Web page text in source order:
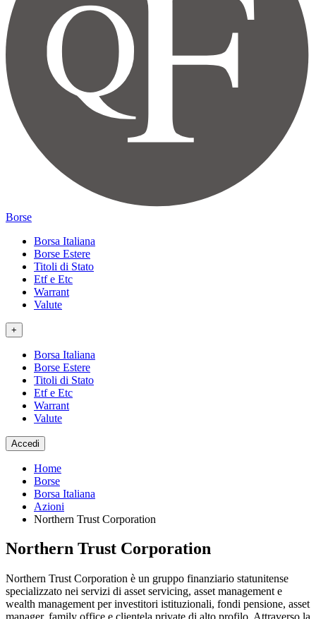
Borse
Borsa Italiana
Borse Estere
Titoli di Stato
Etf e Etc
Warrant
Valute
+
Borsa Italiana
Borse Estere
Titoli di Stato
Etf e Etc
Warrant
Valute
Accedi
Home
Borse
Borsa Italiana
Azioni
Northern Trust Corporation
Northern Trust Corporation
Northern Trust Corporation è un gruppo finanziario statunitense
specializzato nei servizi di asset servicing, asset management e
wealth management per investitori istituzionali, fondi pensione, asset